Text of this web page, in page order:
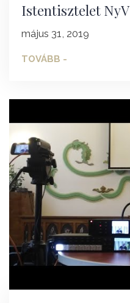
Istentisztelet
május 31, 2019
TOVÁBB -